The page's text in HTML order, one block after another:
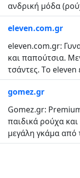
ανδρική μόδα
eleven.com.gr
eleven.com.gr:
και παπούτσια.
τσάντες. Τo
gomez.gr
Gomez.gr:
παιδικά ρούχα
μεγάλη γκάμα από